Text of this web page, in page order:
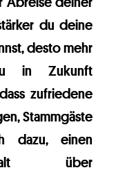
du deine
desto mehr
in Zukunft
zufriedene
Stammgäste
dazu, einen
über